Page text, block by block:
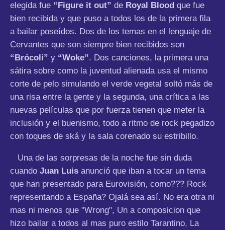
elegida fue “Figure it out” de Royal Blood que fue
bien recibida y que puso a todos los de la primera fila
a bailar poseídos. Dos de los temas en el lenguaje de
Cervantes que son siempre bien recibidos son
“Brócoli” y “Woke”. Dos canciones, la primera una
sátira sobre como la juventud alienada usa el mismo
corte de pelo simulando el verde vegetal soltó más de
una risa entre la gente y la segunda, una crítica a las
nuevas películas que por fuerza tienen que meter la
inclusión y el buenismo, todo a ritmo de rock pegadizo
con toques de ská y la sala corenado su estribillo.
Una de las sorpresas de la noche fue sin duda
cuando Juan Luis anunció que iban a tocar un tema
que han presentado para Eurovisión, como??? Rock
representando a España? Ojalá sea así. No era otra ni
mas ni menos que "Wrong", Un a composicion que
hizo bailar a todos al mas puro estilo Tarantino, La